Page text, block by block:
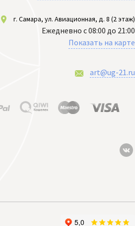
г. Самара, ул. Авиационная, д. 8 (2 этаж)
Ежедневно с 08:00 до 21:00
Показать на карте
art@ug-21.ru